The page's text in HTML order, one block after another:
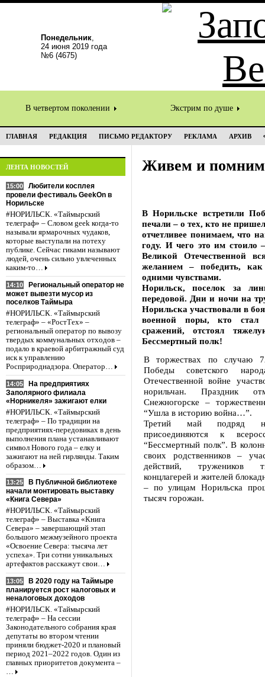
Понедельник,
24 июня 2019 года
№6 (4675)
В четвертом поколении Экстрим по душе
ГЛАВНАЯ РЕДАКЦИЯ ПИСЬМО РЕДАКТОРУ РЕКЛАМА АРХИВ
ЛЕНТА НОВОСТЕЙ
15:00
Любители косплея
провели фестиваль GeekOn в
Норильске
#НОРИЛЬСК. «Таймырский
телеграф» – Словом geek когда-то
называли ярмарочных чудаков,
которые выступали на потеху
публике. Сейчас гиками называют
людей, очень сильно увлеченных
каким-то…
14:10
Региональный оператор не
может вывезти мусор из
поселков Таймыра
#НОРИЛЬСК. «Таймырский
телеграф» – «РостТех» –
региональный оператор по вывозу
твердых коммунальных отходов –
подало в краевой арбитражный суд
иск к управлению
Росприроднадзора. Оператор…
14:05
На предприятиях
Заполярного филиала
«Норникеля» зажигают елки
#НОРИЛЬСК. «Таймырский
телеграф» – По традиции на
предприятиях-передовиках в день
выполнения плана устанавливают
символ Нового года – елку и
зажигают на ней гирлянды. Таким
образом…
13:25
В Публичной библиотеке
начали монтировать выставку
«Книга Севера»
#НОРИЛЬСК. «Таймырский
телеграф» – Выставка «Книга
Севера» – завершающий этап
большого межмузейного проекта
«Освоение Севера: тысяча лет
успеха». Три сотни уникальных
артефактов расскажут свои…
13:05
В 2020 году на Таймыре
планируется рост налоговых и
неналоговых доходов
#НОРИЛЬСК. «Таймырский
телеграф» – На сессии
Законодательного собрания края
депутаты во втором чтении
приняли бюджет-2020 и плановый
период 2021–2022 годов. Один из
главных приоритетов документа –
…
Живем и помним
В Норильске встретили
печали – о тех, кто не
отчетливее понимаем, что
году. И чего это им
Великой Отечественной
желанием – победить,
одними чувствами.
Норильск, поселок за
передовой. Дни и ночи на
Норильска участвовали в
военной поры, кто стал
сражений, отстоял
Бессмертный полк!
В торжествах по случаю
Победы советского
Отечественной войне
норильчан. Праздник
Снежногорске –
“Ушла в историю война…”.
Третий май подряд
присоединяются к
“Бессмертный полк”. В
своих родственников –
действий, тружеников
концлагерей и жителей
– по улицам Норильска
тысяч горожан.